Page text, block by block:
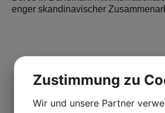
enger skandinavischer
Zustimmung zu
Wir und unsere Partner